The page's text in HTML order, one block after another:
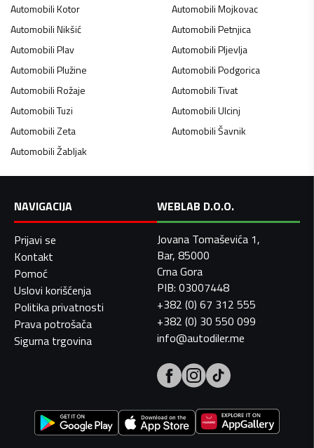
AutomobiliKotor AutomobiliMojkovac
AutomobiliNikšić AutomobiliPetnjica
AutomobiliPlav AutomobiliPljevlja
AutomobiliPlužine AutomobiliPodgorica
AutomobiliRožaje AutomobiliTivat
AutomobiliTuzi AutomobiliUlcinj
AutomobiliZeta AutomobiliŠavnik
AutomobiliŽabljak
NAVIGACIJA
Prijavi se
Kontakt
Pomoć
Uslovi korišćenja
Politika privatnosti
Prava potrošača
Sigurna trgovina
WEBLAB D.O.O.
Jovana Tomaševića 1,
Bar, 85000
Crna Gora
PIB: 03007448
+382 (0) 67 312 555
+382 (0) 30 550 099
info@autodiler.me